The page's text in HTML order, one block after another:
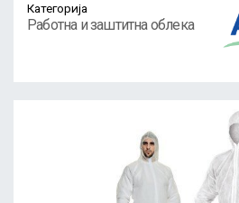
Категорија
Работна и заштитна облека